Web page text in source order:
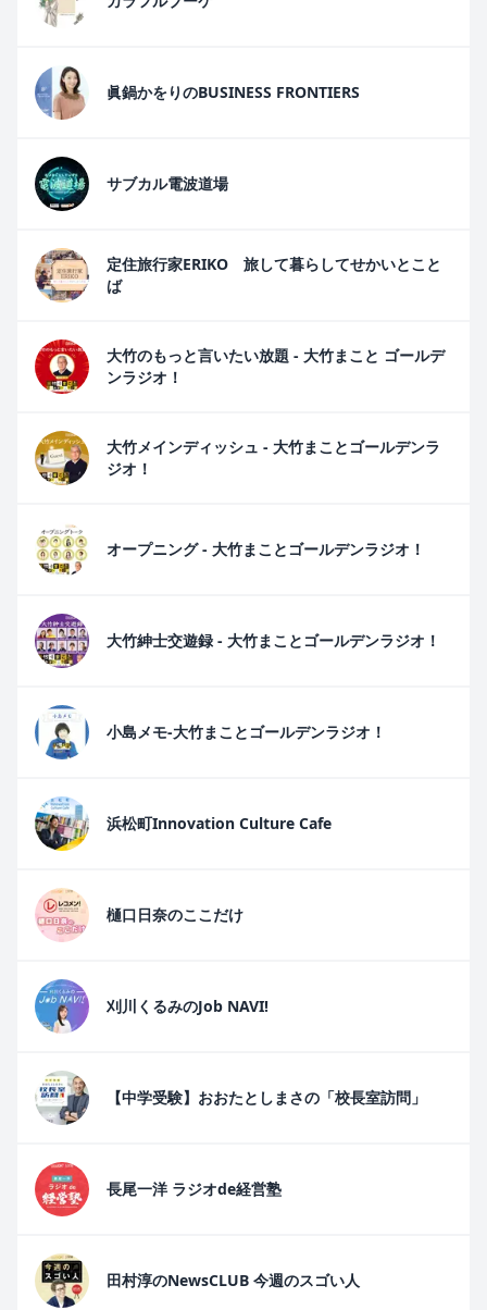
眞鍋かをりのBUSINESS FRONTIERS
サブカル電波道場
定住旅行家ERIKO 旅して暮らしてせかいとこと
ば
大竹のもっと言いたい放題 - 大竹まこと ゴールデ
ンラジオ！
大竹メインディッシュ - 大竹まことゴールデンラ
ジオ！
オープニング - 大竹まことゴールデンラジオ！
大竹紳士交遊録 - 大竹まことゴールデンラジオ！
小島メモ-大竹まことゴールデンラジオ！
浜松町Innovation Culture Cafe
樋口日奈のここだけ
刈川くるみのJob NAVI!
【中学受験】おおたとしまさの「校長室訪問」
長尾一洋 ラジオde経営塾
田村淳のNewsCLUB 今週のスゴい人